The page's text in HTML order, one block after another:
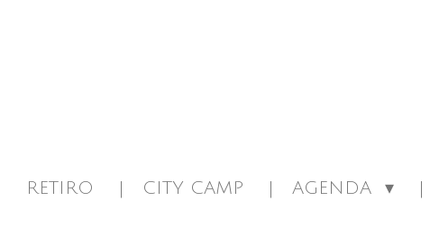
RETIRO CITY CAMP AGENDA